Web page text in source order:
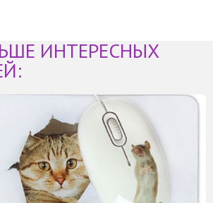
ИНТЕРЕСНЫХ